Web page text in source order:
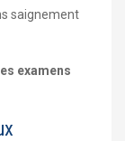
saignement
examens